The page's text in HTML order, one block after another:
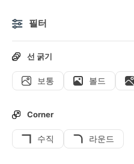
필터
선 굵기
보통 볼드
Corner
수직 라운드
아이콘 스티커 애니메이